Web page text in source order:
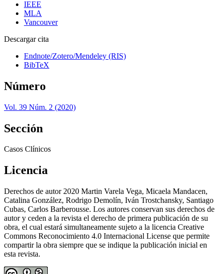
IEEE
MLA
Vancouver
Descargar cita
Endnote/Zotero/Mendeley (RIS)
BibTeX
Número
Vol. 39 Núm. 2 (2020)
Sección
Casos Clínicos
Licencia
Derechos de autor 2020 Martin Varela Vega, Micaela Mandacen,
Catalina González, Rodrigo Demolín, Iván Trostchansky, Santiago
Cubas, Carlos Barberousse. Los autores conservan sus derechos de
autor y ceden a la revista el derecho de primera publicación de su
obra, el cual estará simultaneamente sujeto a la licencia Creative
Commons Reconocimiento 4.0 Internacional License que permite
compartir la obra siempre que se indique la publicación inicial en
esta revista.